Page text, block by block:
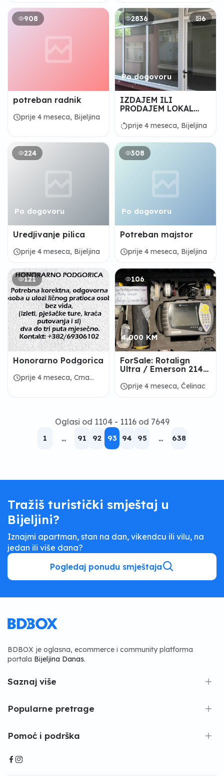
908
potreban radnik
scheduleprije 4 meseca, Bijeljina
2836 6
Po dogovoru
IZDAJEM ILI
PRODAJEM LOKAL
rotate_leftprije 4 meseca, Bijeljina
224
Po dogovoru
Uredjivanje pilica
scheduleprije 4 meseca, Bijeljina
308
Po dogovoru
Potreban majstor
scheduleprije 4 meseca, Bijeljina
121
Honorarno Podgorica
scheduleprije 4 meseca, Crna
106
4.000 KM
ForSale: Rotalign
Ultra / Emerson 2140
Laser
scheduleprije 4 meseca, Čelinac
Oglasi od 1104 - 1116 od 7649
1 ... 91 92 93 94 95 ... 638
Tražiš turistički smještaj u
Bijeljini?
Iznajmi apartman, stan na dan, vikendcu ili vilu, na
jedan ili više dana?
Pogledaj ponudu smještaja
BDBOX je oglasna, ecommerce i community platforma
portala Bijeljina Danas.
Saznaj više
Popularne pretrage
Pomoć i podrška